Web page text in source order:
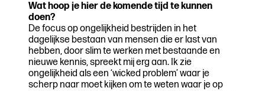
Wat hoop je hier de komende tijd te kunnen
doen?
De focus op ongelijkheid bestrijden in het
dagelijkse bestaan van mensen die er last van
hebben, door slim te werken met bestaande en
nieuwe kennis, spreekt mij erg aan. Ik zie
ongelijkheid als een ‘wicked problem’ waar je
scherp naar moet kijken om te weten waar je op